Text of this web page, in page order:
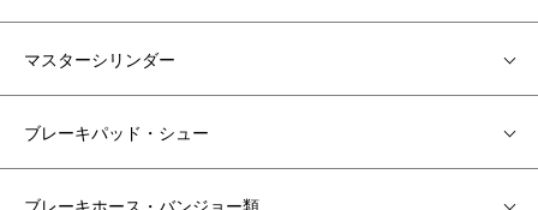
マスターシリンダー
ブレーキパッド・シュー